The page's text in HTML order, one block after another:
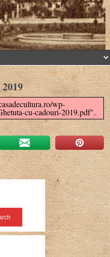
wp-
cu-cadouri-2019.pdf".